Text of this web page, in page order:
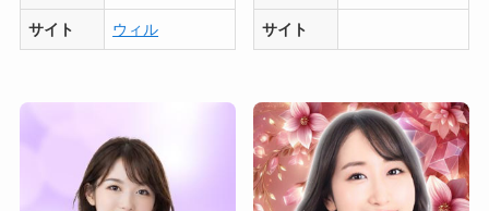
サイト ウィル サイト